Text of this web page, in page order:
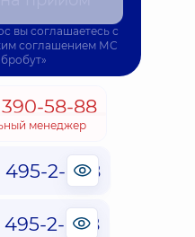
вы соглашаетесь с
соглашением МС
58-88
менеджер
495-2-888
495-2-888